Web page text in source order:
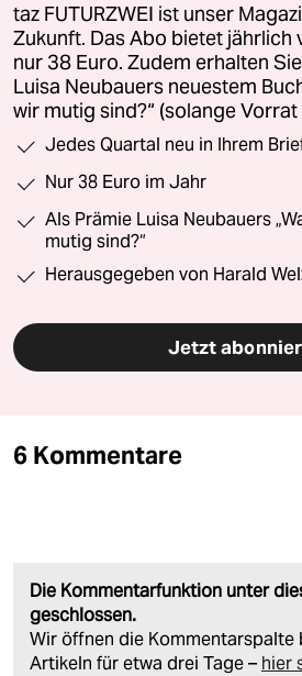
taz FUTURZWEI ist unser
Zukunft. Das Abo bietet jährlich
nur 38 Euro. Zudem erhalten
Luisa Neubauers neuestem
wir mutig sind?“ (solange Vorrat
Jedes Quartal neu in Ihrem
Nur 38 Euro im Jahr
Als Prämie Luisa Neubauers
mutig sind?“
Herausgegeben von Harald
Jetzt
6 Kommentare
Die Kommentarfunktion unter
geschlossen.
Wir öffnen die Kommentarspalte
Artikeln für etwa drei Tage – hier